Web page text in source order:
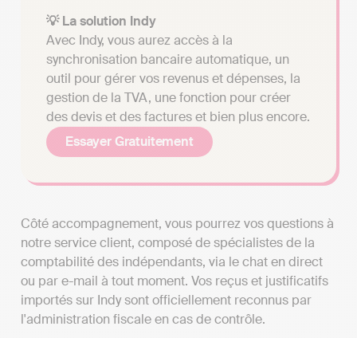
💡 La solution Indy
Avec Indy, vous aurez accès à la
synchronisation bancaire automatique, un
outil pour gérer vos revenus et dépenses, la
gestion de la TVA, une fonction pour créer
des devis et des factures et bien plus encore.
Essayer Gratuitement
Côté accompagnement, vous pourrez vos questions à
notre service client, composé de spécialistes de la
comptabilité des indépendants, via le chat en direct
ou par e-mail à tout moment. Vos reçus et justificatifs
importés sur Indy sont officiellement reconnus par
l'administration fiscale en cas de contrôle.